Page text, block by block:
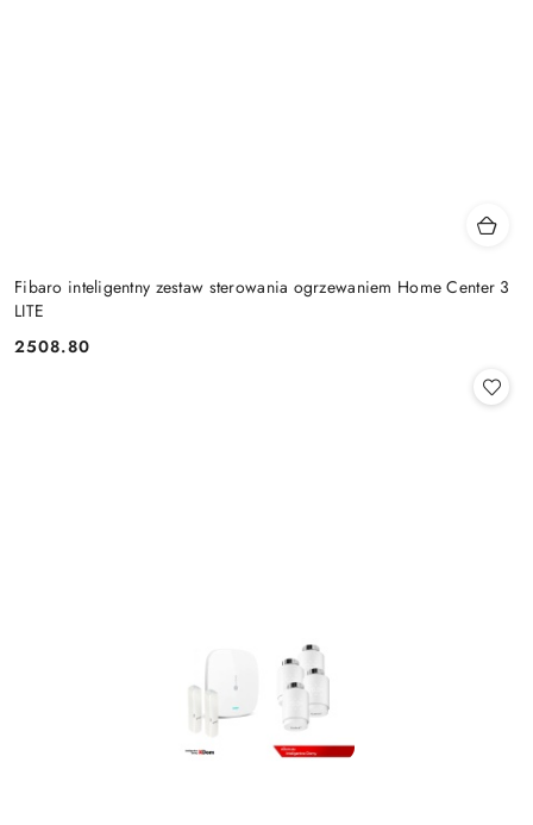
Fibaro inteligentny zestaw sterowania ogrzewaniem Home Center 3
LITE
Cena:
2508.80